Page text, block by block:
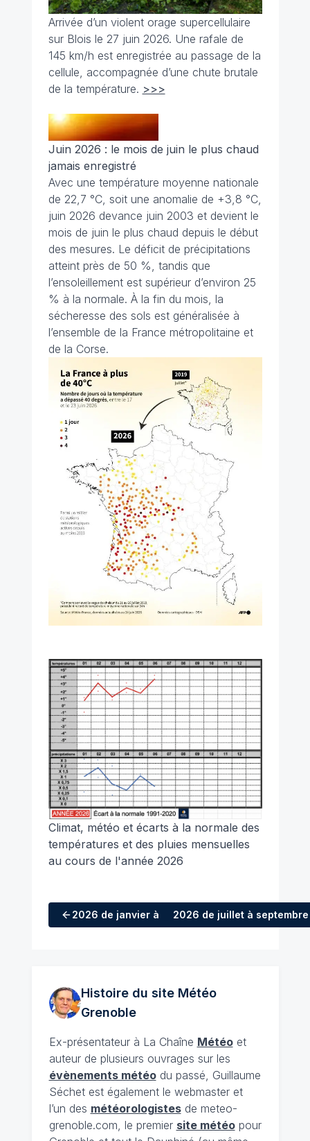
Arrivée d’un violent orage supercellulaire
sur Blois le 27 juin 2026. Une rafale de
145 km/h est enregistrée au passage de la
cellule, accompagnée d’une chute brutale
de la température. >>>
Juin 2026 : le mois de juin le plus chaud
jamais enregistré
Avec une température moyenne nationale
de 22,7 °C, soit une anomalie de +3,8 °C,
juin 2026 devance juin 2003 et devient le
mois de juin le plus chaud depuis le début
des mesures. Le déficit de précipitations
atteint près de 50 %, tandis que
l’ensoleillement est supérieur d’environ 25
% à la normale. À la fin du mois, la
sécheresse des sols est généralisée à
l’ensemble de la France métropolitaine et
de la Corse.
Climat, météo et écarts à la normale des
températures et des pluies mensuelles
au cours de l'année 2026
2026 de janvier à mars2026 de juillet à septembre
Histoire du site Météo
Grenoble
Ex-présentateur à La Chaîne Météoet
auteur de plusieurs ouvrages sur les
évènements météodu passé, Guillaume
Séchet est également le webmaster et
l’un des météorologistesde meteo-
grenoble.com, le premier site météopour